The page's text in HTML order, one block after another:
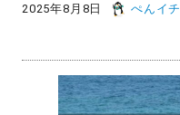
2025年8月8日 ぺんイチ